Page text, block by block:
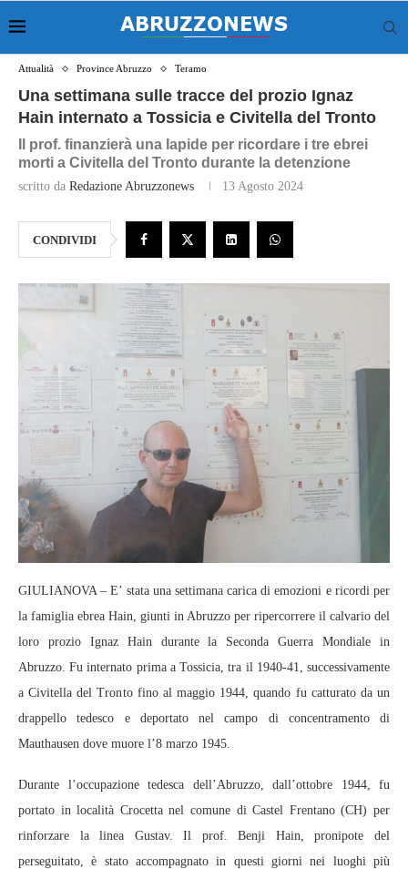
Attualità Province Abruzzo Teramo
Una settimana sulle tracce del prozio Ignaz
Hain internato a Tossicia e Civitella del Tronto
Il prof. finanzierà una lapide per ricordare i tre ebrei
morti a Civitella del Tronto durante la detenzione
scritto da Redazione Abruzzonews 13 Agosto 2024
CONDIVIDI
GIULIANOVA – E’ stata una settimana carica di emozioni e ricordi per
la famiglia ebrea Hain, giunti in Abruzzo per ripercorrere il calvario del
loro prozio Ignaz Hain durante la Seconda Guerra Mondiale in
Abruzzo. Fu internato prima a Tossicia, tra il 1940-41, successivamente
a Civitella del Tronto fino al maggio 1944, quando fu catturato da un
drappello tedesco e deportato nel campo di concentramento di
Mauthausen dove muore l’8 marzo 1945.
Durante l’occupazione tedesca dell’Abruzzo, dall’ottobre 1944, fu
portato in località Crocetta nel comune di Castel Frentano (CH) per
rinforzare la linea Gustav. Il prof. Benji Hain, pronipote del
perseguitato, è stato accompagnato in questi giorni nei luoghi più